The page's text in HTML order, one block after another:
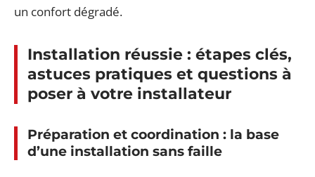
un confort dégradé.
Installation réussie : étapes clés,
astuces pratiques et questions à
poser à votre installateur
Préparation et coordination : la base
d’une installation sans faille